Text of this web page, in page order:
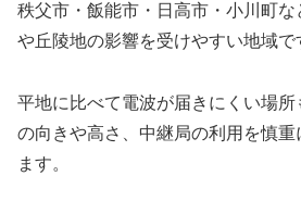
秩父市・飯能市・日高市・小川町
や丘陵地の影響を受けやすい地域で
平地に比べて電波が届きにくい場
の向きや高さ、中継局の利用を慎重
ます。